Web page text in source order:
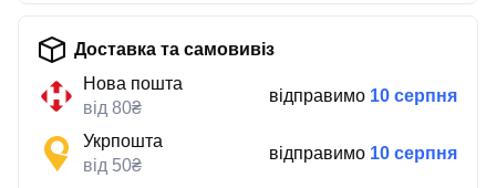
Доставка та самовивіз
Нова пошта
від 80₴
відправимо 10 серпня
Укрпошта
від 50₴
відправимо 10 серпня